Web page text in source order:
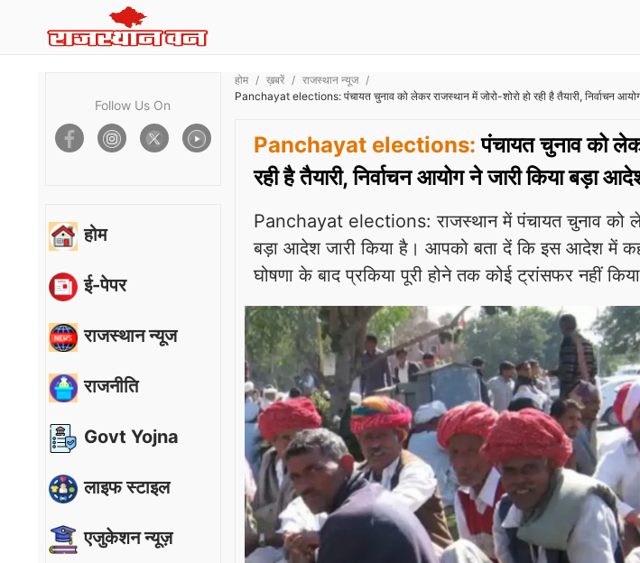
Follow Us On
होम
ई-पेपर
राजस्थान न्यूज
राजनीति
Govt Yojna
लाइफ स्टाइल
एजुकेशन न्यूज़
होम ख़बरें
राजस्थान न्यूज
Panchayat elections: पंचायत चुनाव को लेकर राजस्थान में जोरो-शोरो हो रही है तैयारी, निर्वाचन
Panchayat elections: पंचायत चुनाव को
रही है तैयारी, निर्वाचन आयोग ने जारी किया बड़ा
Panchayat elections: राजस्थान में पंचायत चुनाव को
बड़ा आदेश जारी किया है। आपको बता दें कि इस आदेश में
घोषणा के बाद प्रकिया पूरी होने तक कोई ट्रांसफर नहीं